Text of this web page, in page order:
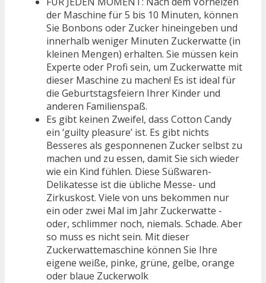
der Maschine für 5 bis 10 Minuten, können
Sie Bonbons oder Zucker hineingeben und
innerhalb weniger Minuten Zuckerwatte (in
kleinen Mengen) erhalten. Sie müssen kein
Experte oder Profi sein, um Zuckerwatte mit
dieser Maschine zu machen! Es ist ideal für
die Geburtstagsfeiern Ihrer Kinder und
anderen Familienspaß.
Es gibt keinen Zweifel, dass Cotton Candy
ein ‘guilty pleasure’ ist. Es gibt nichts
Besseres als gesponnenen Zucker selbst zu
machen und zu essen, damit Sie sich wieder
wie ein Kind fühlen. Diese Süßwaren-
Delikatesse ist die übliche Messe- und
Zirkuskost. Viele von uns bekommen nur
ein oder zwei Mal im Jahr Zuckerwatte -
oder, schlimmer noch, niemals. Schade. Aber
so muss es nicht sein. Mit dieser
Zuckerwattemaschine können Sie Ihre
eigene weiße, pinke, grüne, gelbe, orange
oder blaue Zuckerwolk